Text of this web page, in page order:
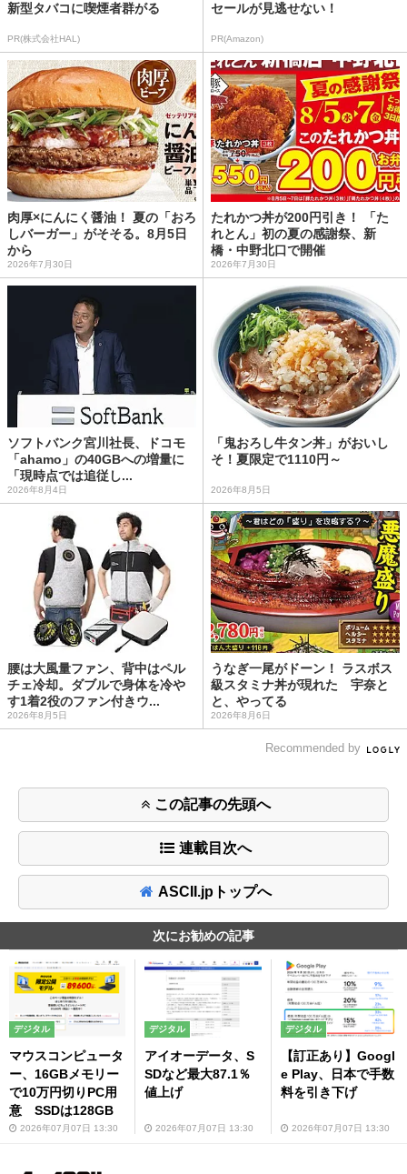
新型タバコに喫煙者群がる
PR(株式会社HAL)
セールが見逃せない！
PR(Amazon)
肉厚×にんにく醤油！ 夏の「おろ
しバーガー」がそそる。8月5日
から
2026年7月30日
たれかつ丼が200円引き！ 「た
れとん」初の夏の感謝祭、新
橋・中野北口で開催
2026年7月30日
ソフトバンク宮川社長、ドコモ
「ahamo」の40GBへの増量に
「現時点では追従し...
2026年8月4日
「鬼おろし牛タン丼」がおいし
そ！夏限定で1110円～
2026年8月5日
腰は大風量ファン、背中はペル
チェ冷却。ダブルで身体を冷や
す1着2役のファン付きウ...
2026年8月5日
うなぎ一尾がドーン！ ラスボス
級スタミナ丼が現れた 宇奈と
と、やってる
2026年8月6日
Recommended by
この記事の先頭へ
連載目次へ
ASCII.jpトップへ
次にお勧めの記事
デジタル
マウスコンピュータ
ー、16GBメモリー
で10万円切りPC用
意 SSDは128GB
2026年07月07日 13:30
デジタル
アイオーデータ、S
SDなど最大87.1％
値上げ
2026年07月07日 13:30
デジタル
【訂正あり】Googl
e Play、日本で手数
料を引き下げ
2026年07月07日 13:30